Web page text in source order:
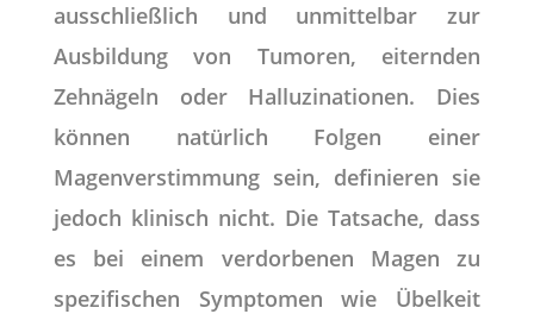
ausschließlich und unmittelbar zur
Ausbildung von Tumoren, eiternden
Zehnägeln oder Halluzinationen. Dies
können natürlich Folgen einer
Magenverstimmung sein, definieren sie
jedoch klinisch nicht. Die Tatsache, dass
es bei einem verdorbenen Magen zu
spezifischen Symptomen wie Übelkeit